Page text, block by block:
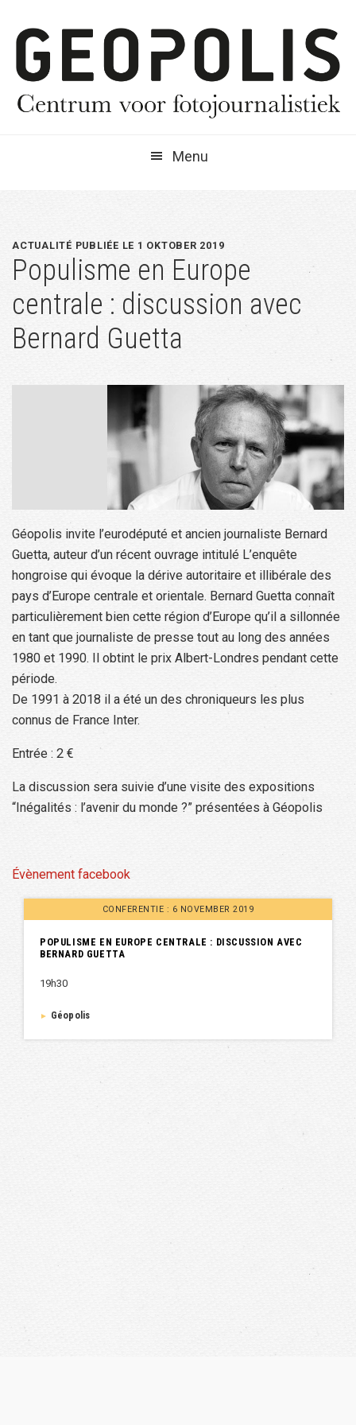
naar
hoofdnavigatie
naar
hoofd
inhoud
naar
eerste
sidebar
Menu
ACTUALITÉ PUBLIÉE LE 1 OKTOBER 2019
Populisme en Europe
centrale : discussion avec
Bernard Guetta
Géopolis invite l’eurodéputé et ancien journaliste Bernard
Guetta, auteur d’un récent ouvrage intitulé L’enquête
hongroise qui évoque la dérive autoritaire et illibérale des
pays d’Europe centrale et orientale. Bernard Guetta connaît
particulièrement bien cette région d’Europe qu’il a sillonnée
en tant que journaliste de presse tout au long des années
1980 et 1990. Il obtint le prix Albert-Londres pendant cette
période.
De 1991 à 2018 il a été un des chroniqueurs les plus
connus de France Inter.
Entrée : 2 €
La discussion sera suivie d’une visite des expositions
“Inégalités : l’avenir du monde ?” présentées à Géopolis
Évènement facebook
CONFERENTIE : 6 NOVEMBER 2019
POPULISME EN EUROPE CENTRALE : DISCUSSION AVEC
BERNARD GUETTA
19h30
► Géopolis